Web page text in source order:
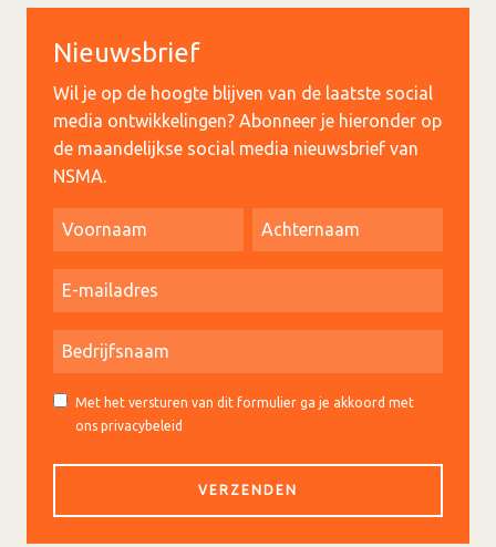
Nieuwsbrief
Wil je op de hoogte blijven van de laatste social
media ontwikkelingen? Abonneer je hieronder op
de maandelijkse social media nieuwsbrief van
NSMA.
Met het versturen van dit formulier ga je akkoord met
ons privacybeleid